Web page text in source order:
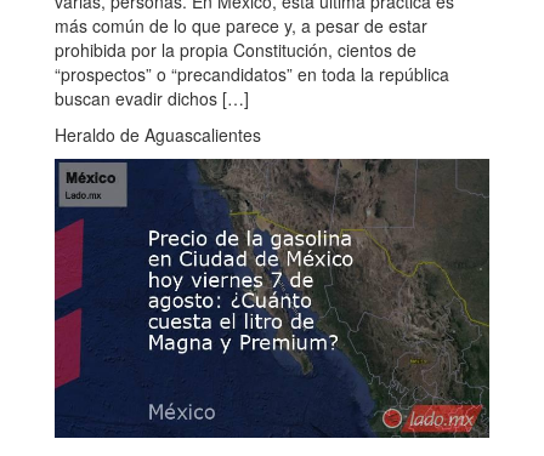
más común de lo que parece y, a pesar de estar
prohibida por la propia Constitución, cientos de
“prospectos” o “precandidatos” en toda la república
buscan evadir dichos […]
Heraldo de Aguascalientes